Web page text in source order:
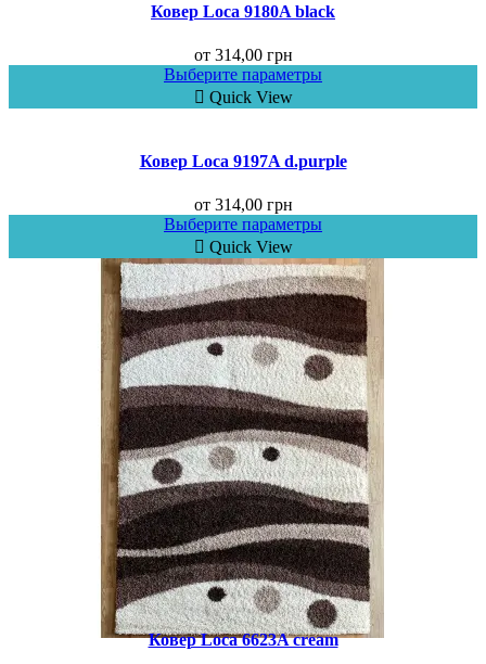
Ковер Loca 9180A black
от 314,00 грн
Выберите параметры
Quick View
Ковер Loca 9197A d.purple
от 314,00 грн
Выберите параметры
Quick View
Ковер Loca 6623A cream